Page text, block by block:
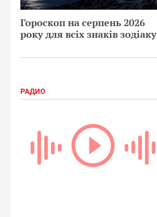
Гороскоп на серпень 2026
року для всіх знаків зодіаку
РАДИО